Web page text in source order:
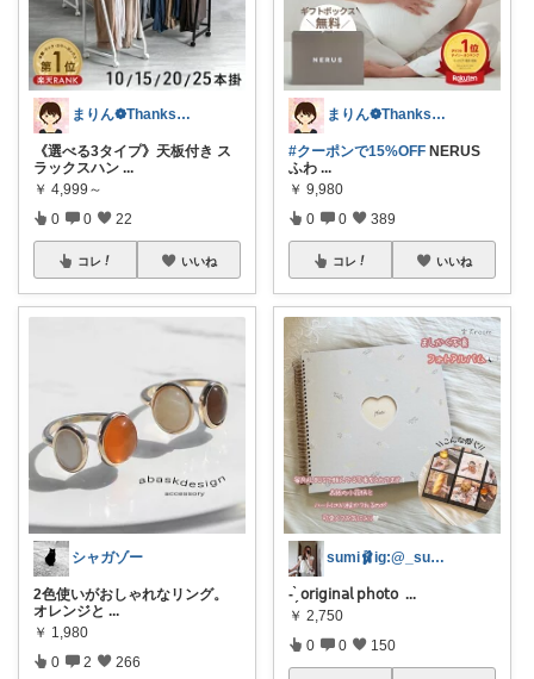
まりん❁Thanks a lot‪ ❤︎
《選べる3タイプ》天板付き ス
ラックスハン ...
￥ 4,999～
0 0 22
コレ いいね
シャガゾー
2色使いがおしゃれなリング。
オレンジと ...
￥ 1,980
0 2 266
まりん❁Thanks a lot‪ ❤︎
#クーポンで15%OFF NERUS
ふわ ...
￥ 9,980
0 0 389
コレ いいね
sumi🩰ig:@_su._.umi_
- ̗̀ 𝗈𝗋𝗂𝗀𝗂𝗇𝖺𝗅 𝗉𝗁𝗈𝗍𝗈 ‪ ...
￥ 2,750
0 0 150